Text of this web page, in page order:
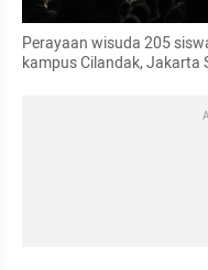
Perayaan wisuda 205
kampus Cilandak, Jakarta